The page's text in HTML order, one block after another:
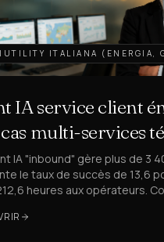
ITALIANA (ENERGIA,
IA service client
cas multi-services
IA "inbound" gère plus de 3
le taux de succès de 13,6
heures aux opérateurs.